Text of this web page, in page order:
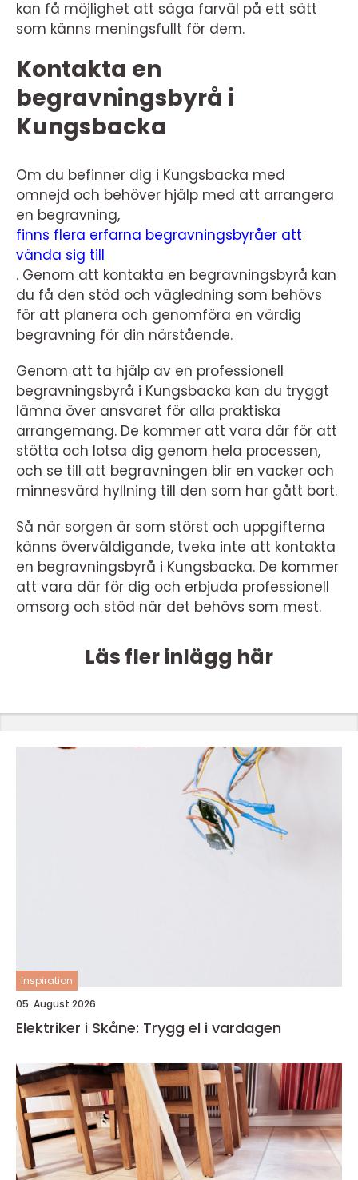
kan få möjlighet att säga farväl på ett sätt
som känns meningsfullt för dem.
Kontakta en
begravningsbyrå i
Kungsbacka
Om du befinner dig i Kungsbacka med
omnejd och behöver hjälp med att arrangera
en begravning,
finns flera erfarna begravningsbyråer att
vända sig till
. Genom att kontakta en begravningsbyrå kan
du få den stöd och vägledning som behövs
för att planera och genomföra en värdig
begravning för din närstående.
Genom att ta hjälp av en professionell
begravningsbyrå i Kungsbacka kan du tryggt
lämna över ansvaret för alla praktiska
arrangemang. De kommer att vara där för att
stötta och lotsa dig genom hela processen,
och se till att begravningen blir en vacker och
minnesvärd hyllning till den som har gått bort.
Så när sorgen är som störst och uppgifterna
känns överväldigande, tveka inte att kontakta
en begravningsbyrå i Kungsbacka. De kommer
att vara där för dig och erbjuda professionell
omsorg och stöd när det behövs som mest.
Läs fler inlägg här
inspiration
05. August 2026
Elektriker i Skåne: Trygg el i vardagen